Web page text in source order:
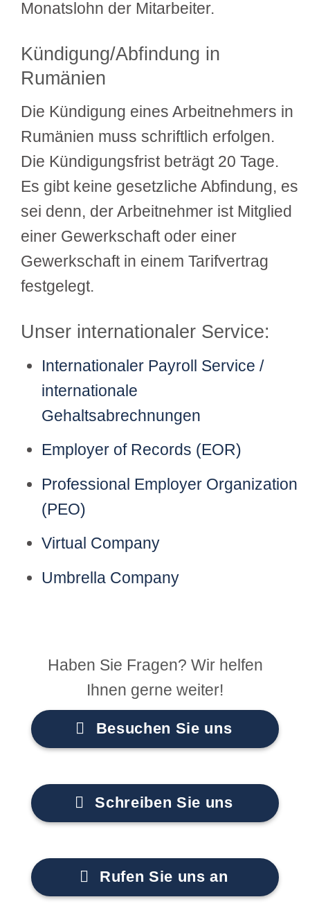
Monatslohn der Mitarbeiter.
Kündigung/Abfindung in
Rumänien
Die Kündigung eines Arbeitnehmers in
Rumänien muss schriftlich erfolgen.
Die Kündigungsfrist beträgt 20 Tage.
Es gibt keine gesetzliche Abfindung, es
sei denn, der Arbeitnehmer ist Mitglied
einer Gewerkschaft oder einer
Gewerkschaft in einem Tarifvertrag
festgelegt.
Unser internationaler Service:
Internationaler Payroll Service /
internationale
Gehaltsabrechnungen
Employer of Records (EOR)
Professional Employer Organization
(PEO)
Virtual Company
Umbrella Company
Haben Sie Fragen? Wir helfen
Ihnen gerne weiter!
Besuchen Sie uns
Schreiben Sie uns
Rufen Sie uns an